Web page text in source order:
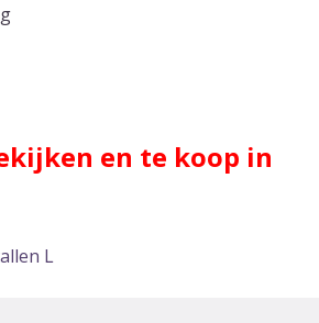
en te koop in
L